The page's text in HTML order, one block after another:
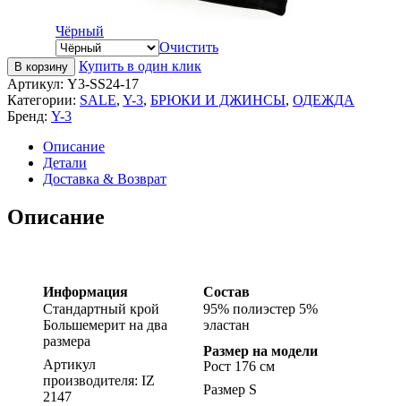
Чёрный
Очистить
В корзину
Купить в один клик
Артикул: Y3-SS24-17
Категории: SALE, Y-3, БРЮКИ И ДЖИНСЫ, ОДЕЖДА
Бренд: Y-3
Описание
Детали
Доставка & Возврат
Описание
Информация
Стандартный крой
Большемерит на два
размера
Артикул
производителя: IZ
2147
Состав
95% полиэстер 5%
эластан
Размер на модели
Рост 176 см
Размер S